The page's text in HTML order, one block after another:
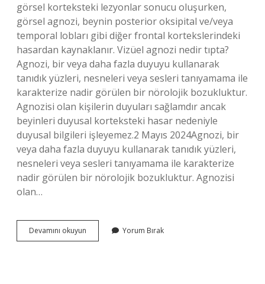
görsel korteksteki lezyonlar sonucu oluşurken,
görsel agnozi, beynin posterior oksipital ve/veya
temporal lobları gibi diğer frontal kortekslerindeki
hasardan kaynaklanır. Vizüel agnozi nedir tıpta?
Agnozi, bir veya daha fazla duyuyu kullanarak
tanıdık yüzleri, nesneleri veya sesleri tanıyamama ile
karakterize nadir görülen bir nörolojik bozukluktur.
Agnozisi olan kişilerin duyuları sağlamdır ancak
beyinleri duyusal korteksteki hasar nedeniyle
duyusal bilgileri işleyemez.2 Mayıs 2024Agnozi, bir
veya daha fazla duyuyu kullanarak tanıdık yüzleri,
nesneleri veya sesleri tanıyamama ile karakterize
nadir görülen bir nörolojik bozukluktur. Agnozisi
olan…
Devamını okuyun
Agnozi
Yorum Bırak